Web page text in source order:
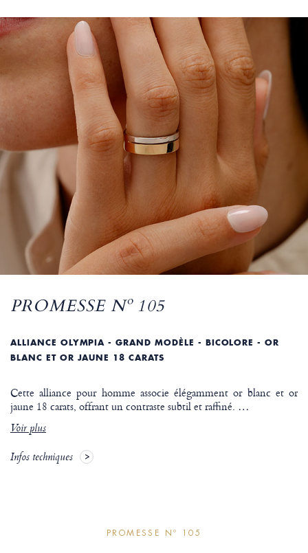
PROMESSE Nº 105
ALLIANCE OLYMPIA - GRAND MODÈLE - BICOLORE - OR
BLANC ET OR JAUNE 18 CARATS
Cette alliance pour homme associe élégamment or blanc et or
jaune 18 carats, offrant un contraste subtil et raffiné. …
Voir plus
Infos techniques
PROMESSE Nº 105